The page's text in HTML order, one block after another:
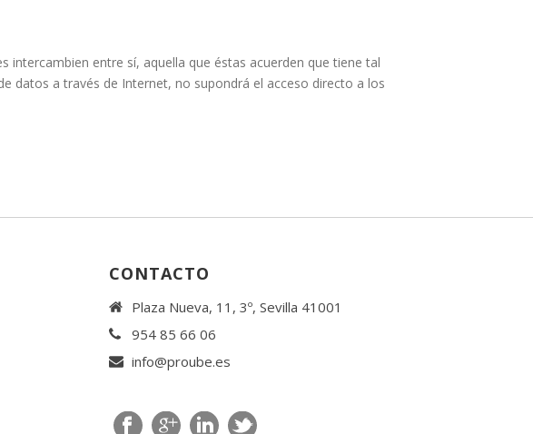
entre sí, aquella que éstas acuerden que tiene tal
datos a través de Internet, no supondrá el acceso directo a los
CONTACTO
Plaza Nueva, 11, 3º, Sevilla 41001
954 85 66 06
info@proube.es